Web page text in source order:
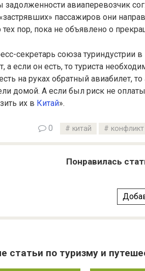
задолженности авиаперевозчик
пассажиров они
пор, пока не объявлено о
секретарь союза
а если он есть, то туриста
на руках обратный авиабилет,
домой. А если был риск не
их в Китай».
0 китай конфликт
Понравилась
статьи по туризму и